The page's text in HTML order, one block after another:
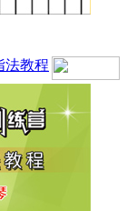
法教程